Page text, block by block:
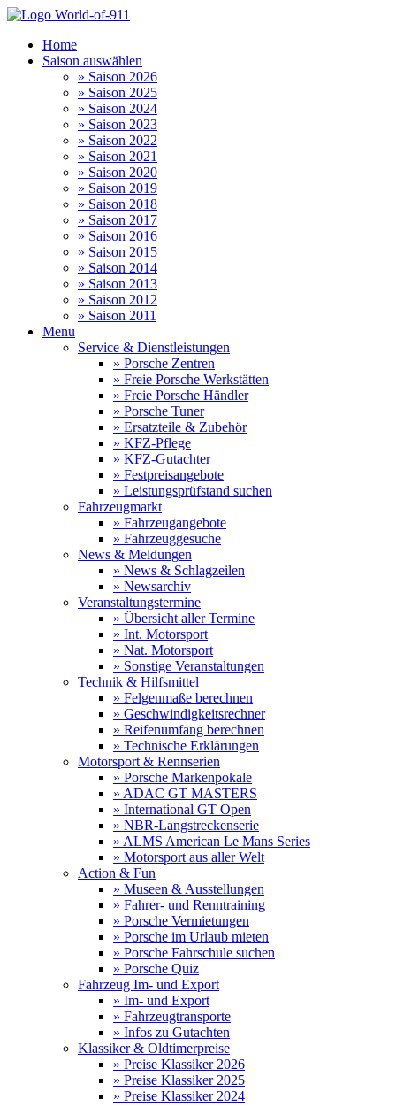
Home
Saison auswählen
» Saison 2026
» Saison 2025
» Saison 2024
» Saison 2023
» Saison 2022
» Saison 2021
» Saison 2020
» Saison 2019
» Saison 2018
» Saison 2017
» Saison 2016
» Saison 2015
» Saison 2014
» Saison 2013
» Saison 2012
» Saison 2011
Menu
Service & Dienstleistungen
» Porsche Zentren
» Freie Porsche Werkstätten
» Freie Porsche Händler
» Porsche Tuner
» Ersatzteile & Zubehör
» KFZ-Pflege
» KFZ-Gutachter
» Festpreisangebote
» Leistungsprüfstand suchen
Fahrzeugmarkt
» Fahrzeugangebote
» Fahrzeuggesuche
News & Meldungen
» News & Schlagzeilen
» Newsarchiv
Veranstaltungstermine
» Übersicht aller Termine
» Int. Motorsport
» Nat. Motorsport
» Sonstige Veranstaltungen
Technik & Hilfsmittel
» Felgenmaße berechnen
» Geschwindigkeitsrechner
» Reifenumfang berechnen
» Technische Erklärungen
Motorsport & Rennserien
» Porsche Markenpokale
» ADAC GT MASTERS
» International GT Open
» NBR-Langstreckenserie
» ALMS American Le Mans Series
» Motorsport aus aller Welt
Action & Fun
» Museen & Ausstellungen
» Fahrer- und Renntraining
» Porsche Vermietungen
» Porsche im Urlaub mieten
» Porsche Fahrschule suchen
» Porsche Quiz
Fahrzeug Im- und Export
» Im- und Export
» Fahrzeugtransporte
» Infos zu Gutachten
Klassiker & Oldtimerpreise
» Preise Klassiker 2026
» Preise Klassiker 2025
» Preise Klassiker 2024